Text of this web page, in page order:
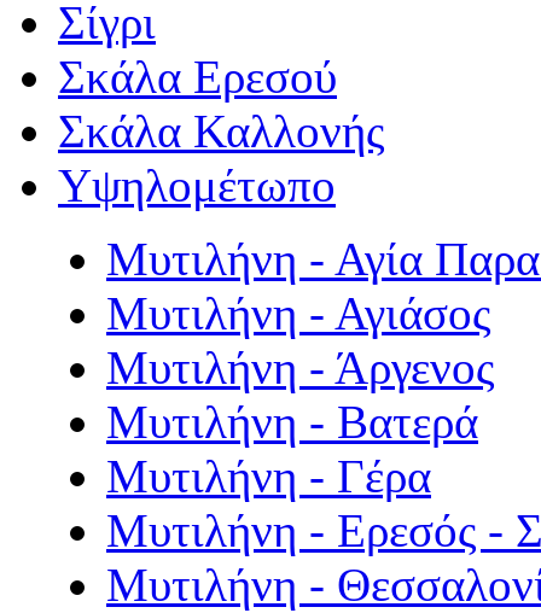
Σίγρι
Σκάλα Ερεσού
Σκάλα Καλλονής
Υψηλομέτωπο
Μυτιλήνη - Αγία
Μυτιλήνη - Αγιάσος
Μυτιλήνη - Άργενος
Μυτιλήνη - Βατερά
Μυτιλήνη - Γέρα
Μυτιλήνη - Ερεσός -
Μυτιλήνη -